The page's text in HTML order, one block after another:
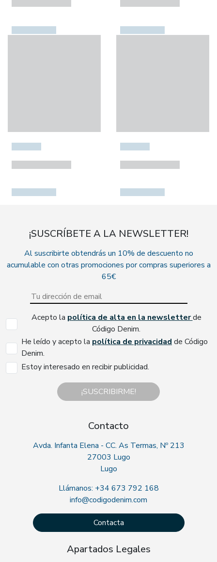
¡SUSCRÍBETE A LA NEWSLETTER!
Al suscribirte obtendrás un 10% de descuento no
acumulable con otras promociones por compras superiores a
65€
Acepto la política de alta en la newsletterde
Código Denim.
He leído y acepto la política de privacidadde Código
Denim.
Estoy interesado en recibir publicidad.
¡SUSCRIBIRME!
Contacto
Avda. Infanta Elena - CC. As Termas, Nº 213
27003 Lugo
Lugo
Llámanos: +34 673 792 168
info@codigodenim.com
Contacta
Apartados Legales